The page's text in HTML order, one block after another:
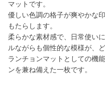
マットです。
優しい色調の格子が爽やかな
もたらします。
柔らかな素材感で、日常使い
ルながらも個性的な模様が、
ランチョンマットとしての機
ンを兼ね備えた一枚です。